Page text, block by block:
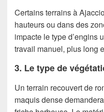
Certains terrains à
hauteurs ou dans des
impacte le type d’engins
travail manuel, plus long
3. Le type de
Un terrain recouvert de
maquis dense